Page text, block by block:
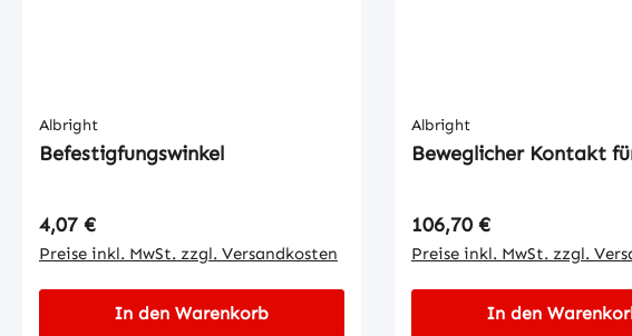
Albright
Befestigfungswinkel
Regulärer Preis:
4,07 €
Preise inkl. MwSt. zzgl. Versandkosten
In den Warenkorb
Albright
Beweglicher Kontakt
Regulärer Preis:
106,70 €
Preise inkl. MwSt. zzgl.
In den